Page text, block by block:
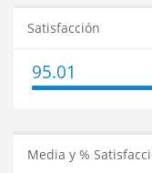
Satisfacción
95.01
Media y %